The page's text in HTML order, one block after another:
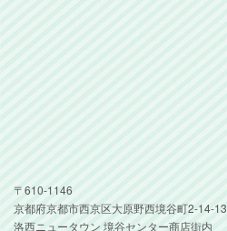
〒610-1146
京都府京都市西京区大原野西境谷町2-14-13
洛西ニュータウン 境谷センター商店街内